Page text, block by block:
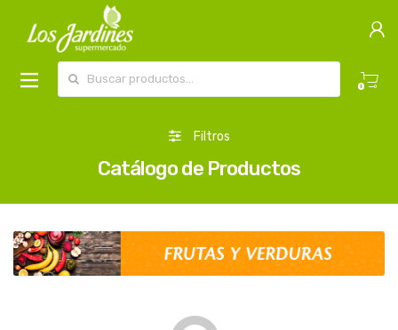
0
Filtros
Catálogo de Productos